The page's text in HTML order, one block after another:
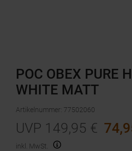
POC OBEX PURE
WHITE MATT
Artikelnummer: 77502060
UVP 149,95 €
inkl. MwSt.